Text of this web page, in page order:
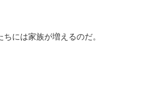
には家族が増えるのだ。